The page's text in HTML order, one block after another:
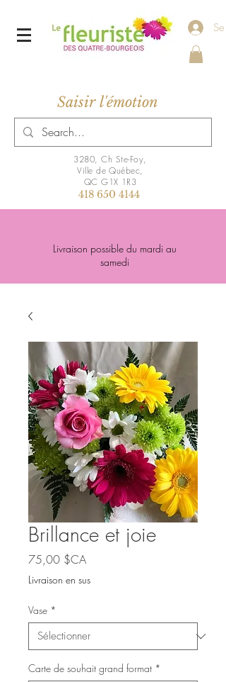
Saisir l'émotion
3280, Ch Ste-Foy,
Ville de Québec,
QC G1X 1R3
418 650 4144
Livraison possible du mardi au
samedi
Brillance et joie
75,00 $CAPrix
Livraison en sus
Vase *
Carte de souhait grand format *